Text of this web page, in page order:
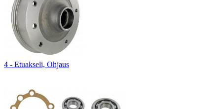
4 - Etuakseli, Ohjaus